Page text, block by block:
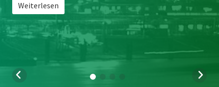
Weiterlesen